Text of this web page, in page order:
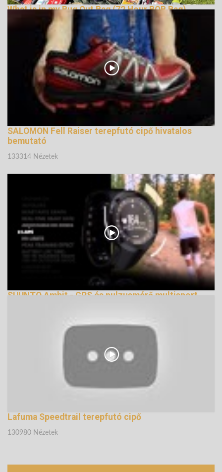
What is in my Bug Out Bag (72 Hour BOB Bag)
109620 Nézetek
SALOMON Fell Raiser terepfutó cipő hivatalos
bemutató
133314 Nézetek
SUUNTO Ambit - GPS és pulzusmérő multisport
Lafuma Speedtrail terepfutó cipő
130980 Nézetek